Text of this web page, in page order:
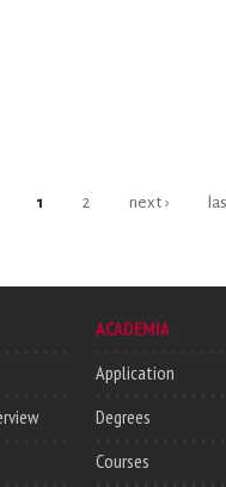
1 2 next ›
ACADEMIA
Application
Degrees
Courses